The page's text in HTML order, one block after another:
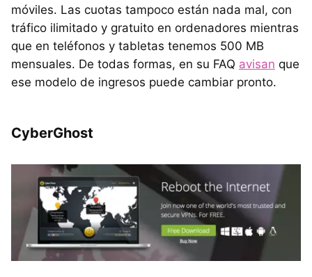
móviles. Las cuotas tampoco están nada mal, con
tráfico ilimitado y gratuito en ordenadores mientras
que en teléfonos y tabletas tenemos 500 MB
mensuales. De todas formas, en su FAQ avisan que
ese modelo de ingresos puede cambiar pronto.
CyberGhost